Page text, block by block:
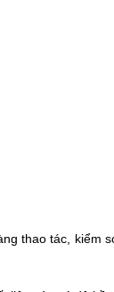
thao tác, kiểm